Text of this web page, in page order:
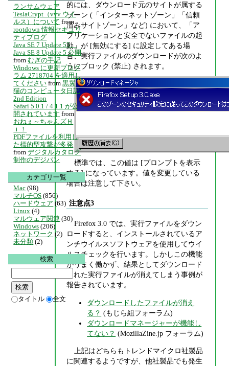
的には、ダウンロード元のサイトが属する
ゾーン (「インターネットゾーン」「信頼
済みサイトゾーン」など) において、「ア
プリケーションと安全でないファイルの起
動」が [無効にする] に設定してある場
合、実行ファイルのダウンロードが次のよ
うにブロック (禁止) されます。
標準では、この値は [プロンプトを表示
する] になっています。値を変更している
場合は注意して下さい。
注意点3
Firefox 3.0 では、実行ファイルをダウン
ロードすると、インストールされているア
ンチウイルスソフトウェアを使用してウイ
ルスチェックを行います。しかしこの機能
がうまく働かず、結果としてダウンロード
された実行ファイルが消えてしまう事例が
報告されています。
ダウンロードしたファイルが消え
る？ (もじら組フォーラム)
ダウンロードマネージャーが機能し
てない？ (MozillaZine.jp フォーラム)
上記はどちらもトレンドマイクロ社製品
に関連するようですが、他社製品でも発生
ランサムウェア
TeslaCrypt（vvv ウイ
ルス）について from
rootdown 情報セキュリ
ティブログ
Java SE 7 Update 55、
Java SE 8 Update 5 公開
from むぎの手記
Windows に更新プログ
ラム 2718704 を適用し
てください from 黒翼
猫のコンピュータ日記
2nd Edition
Safari 5.0.1 / 4.1.1 が公
開されています from
おねぇ～ちゃんズＨ
ｉ！
PDFファイルを利用し
た標的型攻撃が多発
from デジタルカタログ
制作のデジパン
カテゴリ一覧
Mac (98)
マルチOS (856)
ハードウェア (63)
Linux (4)
マルウェア関連 (30)
Windows (206)
ネットワーク (2)
未分類 (2)
検索
タイトル 全文